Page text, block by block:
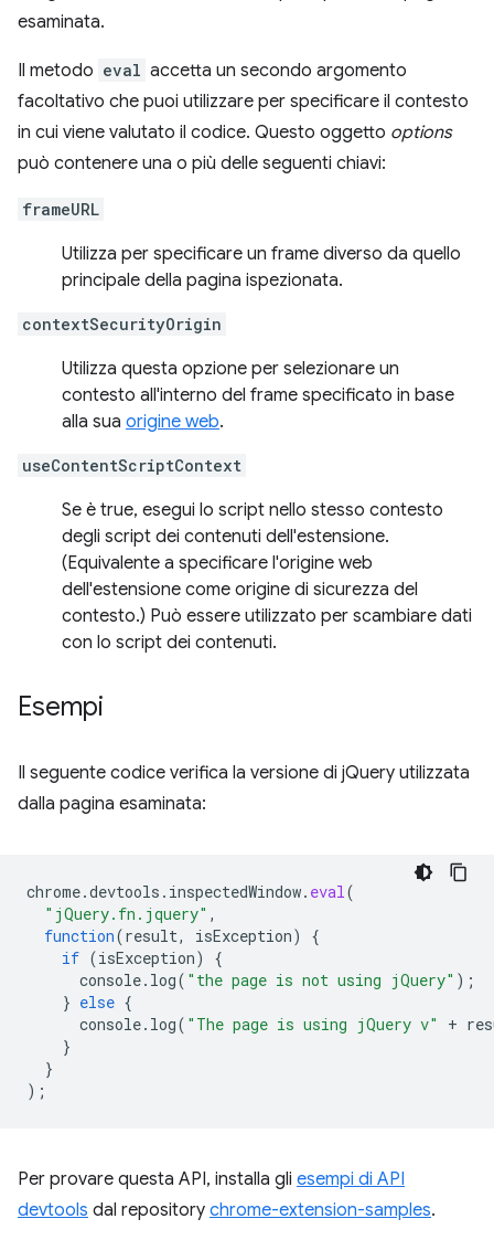
esaminata.
Il metodo eval accetta un secondo argomento
facoltativo che puoi utilizzare per specificare il contesto
in cui viene valutato il codice. Questo oggetto options
può contenere una o più delle seguenti chiavi:
frameURL
Utilizza per specificare un frame diverso da quello
principale della pagina ispezionata.
contextSecurityOrigin
Utilizza questa opzione per selezionare un
contesto all'interno del frame specificato in base
alla sua origine web.
useContentScriptContext
Se è true, esegui lo script nello stesso contesto
degli script dei contenuti dell'estensione.
(Equivalente a specificare l'origine web
dell'estensione come origine di sicurezza del
contesto.) Può essere utilizzato per scambiare dati
con lo script dei contenuti.
Esempi
Il seguente codice verifica la versione di jQuery utilizzata
dalla pagina esaminata:
chrome.devtools . inspectedWindow. eval(
"jQuery.fn.jquery" ,
function(result, isException)
{
if (isException)
{
console. log( "the page is not using jQuery" );
} else {
console. log( "The page is using jQuery v" +
}
}
);
Per provare questa API, installa gli esempi di API
devtools dal repository chrome-extension-samples.